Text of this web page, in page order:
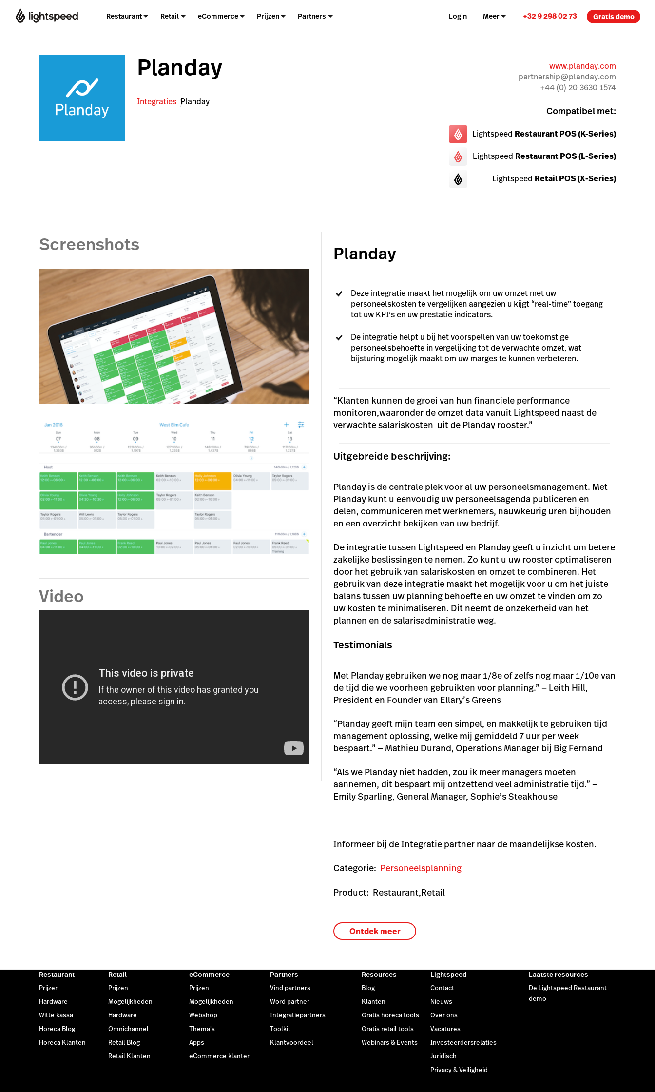
Restaurant Retail eCommerce Prijzen Partners Login Meer +32 9 298 02 73 Gratis demo
Planday
Integraties Planday
www.planday.com
partnership@planday.com
+44 (0) 20 3630 1574
Compatibel met:
Lightspeed Restaurant POS (K-Series)
Lightspeed Restaurant POS (L-Series)
Lightspeed Retail POS (X-Series)
Screenshots
Video
Planday
Deze integratie maakt het mogelijk om uw omzet met uw
personeelskosten te vergelijken aangezien u kijgt “real-time” toegang
tot uw KPI’s en uw prestatie indicators.
De integratie helpt u bij het voorspellen van uw toekomstige
personeelsbehoefte in vergelijking tot de verwachte omzet, wat
bijsturing mogelijk maakt om uw marges te kunnen verbeteren.
“Klanten kunnen de groei van hun financiele performance
monitoren,waaronder de omzet data vanuit Lightspeed naast de
verwachte salariskosten uit de Planday rooster.”
Uitgebreide beschrijving:
Planday is de centrale plek voor al uw personeelsmanagement. Met
Planday kunt u eenvoudig uw personeelsagenda publiceren en
delen, communiceren met werknemers, nauwkeurig uren bijhouden
en een overzicht bekijken van uw bedrijf.
De integratie tussen Lightspeed en Planday geeft u inzicht om betere
zakelijke beslissingen te nemen. Zo kunt u uw rooster optimaliseren
door het gebruik van salariskosten en omzet te combineren. Het
gebruik van deze integratie maakt het mogelijk voor u om het juiste
balans tussen uw planning behoefte en uw omzet te vinden om zo
uw kosten te minimaliseren. Dit neemt de onzekerheid van het
plannen en de salarisadministratie weg.
Testimonials
Met Planday gebruiken we nog maar 1/8e of zelfs nog maar 1/10e van
de tijd die we voorheen gebruikten voor planning.” — Leith Hill,
President en Founder van Ellary’s Greens
“Planday geeft mijn team een simpel, en makkelijk te gebruiken tijd
management oplossing, welke mij gemiddeld 7 uur per week
bespaart.” — Mathieu Durand, Operations Manager bij Big Fernand
“Als we Planday niet hadden, zou ik meer managers moeten
aannemen, dit bespaart mij ontzettend veel administratie tijd.” —
Emily Sparling, General Manager, Sophie’s Steakhouse
Informeer bij de Integratie partner naar de maandelijkse kosten.
Categorie: Personeelsplanning
Product: Restaurant,Retail
Ontdek meer
Restaurant
Prijzen
Hardware
Witte kassa
Horeca Blog
Horeca Klanten
Retail
Prijzen
Mogelijkheden
Hardware
Omnichannel
Retail Blog
Retail Klanten
eCommerce
Prijzen
Mogelijkheden
Webshop
Thema's
Apps
eCommerce klanten
Partners
Vind partners
Word partner
Integratiepartners
Toolkit
Klantvoordeel
Resources
Blog
Klanten
Gratis horeca tools
Gratis retail tools
Webinars & Events
Lightspeed
Contact
Nieuws
Over ons
Vacatures
Investeerdersrelaties
Juridisch
Privacy & Veiligheid
Laatste resources
De Lightspeed Restaurant
demo